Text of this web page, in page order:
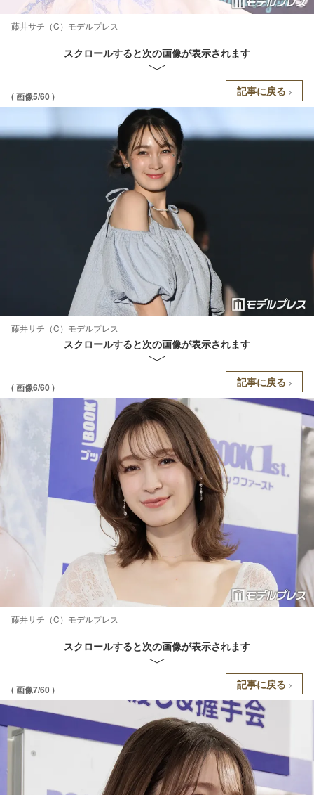
藤井サチ（C）モデルプレス
スクロールすると次の画像が表示されます
( 画像5/60 ) 記事に戻る
藤井サチ（C）モデルプレス
スクロールすると次の画像が表示されます
( 画像6/60 ) 記事に戻る
藤井サチ（C）モデルプレス
スクロールすると次の画像が表示されます
( 画像7/60 ) 記事に戻る